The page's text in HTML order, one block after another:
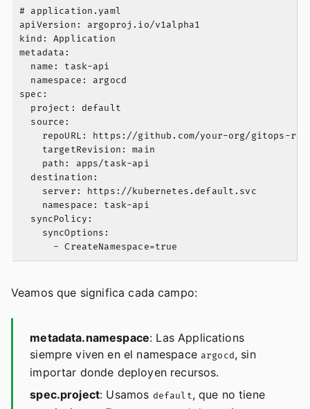
# application.yaml
apiVersion: argoproj.io/v1alpha1
kind: Application
metadata:
  name: task-api
  namespace: argocd
spec:
  project: default
  source:
repoURL: https://github.com/your-org/gitops-
    targetRevision: main
    path: apps/task-api
  destination:
    server: https://kubernetes.default.svc
    namespace: task-api
  syncPolicy:
    syncOptions:
Veamos que significa cada campo:
metadata.namespace: Las Applications
siempre viven en el namespace argocd, sin
importar donde deployen recursos.
spec.project: Usamos default, que no tiene